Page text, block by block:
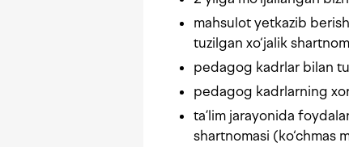
mahsulot yetkazib
tuzilgan xo‘jalik
pedagog kadrlar bilan
pedagog kadrlarning
ta’lim jarayonida
shartnomasi (ko‘chmas